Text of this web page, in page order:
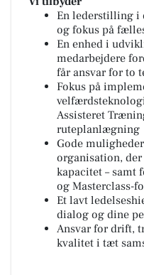
En lederstilling i
og fokus på
En enhed i
medarbejdere
får ansvar for to
Fokus på
Assisteret
ruteplanlægning
Gode
organisation,
kapacitet –
og Masterclass-
Et lavt
dialog og dine
Ansvar for drift,
kvalitet i tæt